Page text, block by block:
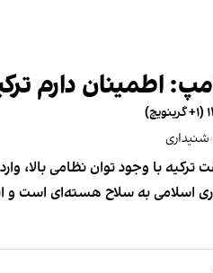
اطمینان دارم
ترکیه با وجود توان نظامی
اسلامی به سلاح هسته‌ای است و